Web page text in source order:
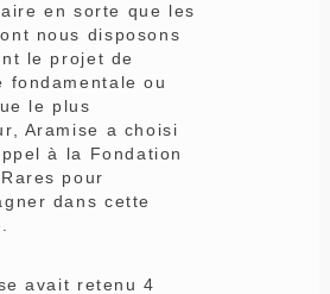
en sorte que les
nous disposons
le projet de
fondamentale ou
le plus
Aramise a choisi
à la Fondation
pour
dans cette
avait retenu 4